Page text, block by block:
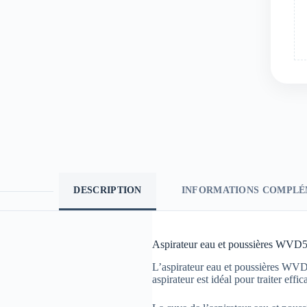
DESCRIPTION INFORMATIONS
Aspirateur eau et poussières
L’aspirateur eau et poussières
aspirateur est idéal pour traiter